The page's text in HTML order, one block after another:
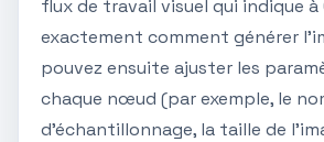
flux de travail visuel qui indique à
exactement comment générer
pouvez ensuite ajuster les
chaque nœud (par exemple, le
d'échantillonnage, la taille de